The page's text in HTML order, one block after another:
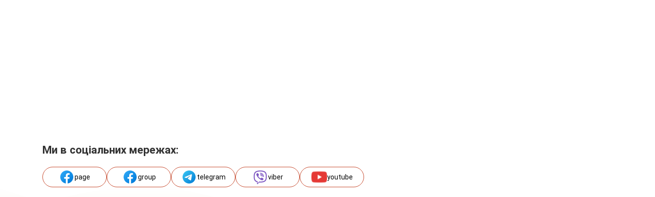
Ми в соціальних мережах:
page group telegram viber youtube